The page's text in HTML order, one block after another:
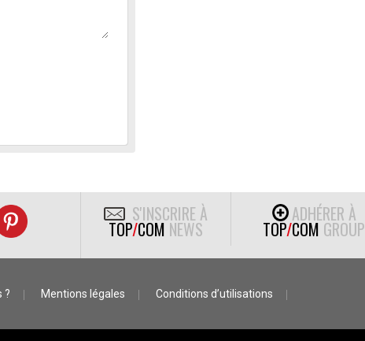
S'INSCRIRE À
TOP/COM NEWS
ADHÉRER À
TOP/COM GROUP
? Mentions légales Conditions d’utilisations